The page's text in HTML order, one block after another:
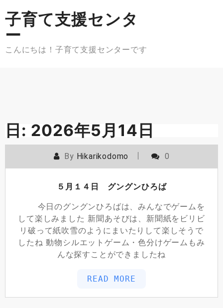
to
content
子育て支援センタ
ー
こんにちは！子育て支援センターです
日: 2026年5月14日
By Hikarikodomo 0
５月１４日 グングンひろば
今日のグングンひろばは、みんなでゲームを
して楽しみました 新聞あそびは、新聞紙をビリビ
リ破って紙吹雪のようにまいたりして楽しそうで
したね 動物シルエットゲーム・色分けゲームもみ
んな探すことができましたね
READ MORE